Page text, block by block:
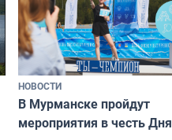
НОВОСТИ
В Мурманске пройдут
мероприятия в честь Дня